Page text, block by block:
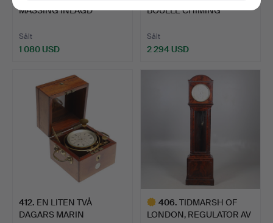
MÄSSING INLAGD
Sålt
1 080 USD
BOULLE CHIMING
Sålt
2 294 USD
412. EN LITEN TVÅ
DAGARS MARIN
406. TIDMARSH OF
LONDON, REGULATOR AV